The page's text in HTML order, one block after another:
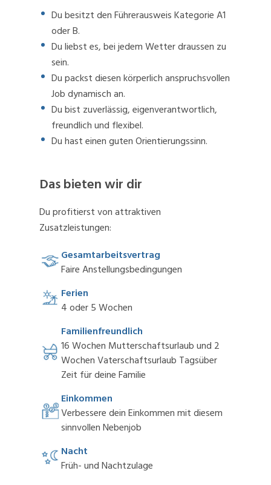
Du besitzt den Führerausweis Kategorie A1
oder B.
Du liebst es, bei jedem Wetter draussen zu
sein.
Du packst diesen körperlich anspruchsvollen
Job dynamisch an.
Du bist zuverlässig, eigenverantwortlich,
freundlich und flexibel.
Du hast einen guten Orientierungssinn.
Das bieten wir dir
Du profitierst von attraktiven
Zusatzleistungen:
Gesamtarbeitsvertrag
Faire Anstellungsbedingungen
Ferien
4 oder 5 Wochen
Familienfreundlich
16 Wochen Mutterschaftsurlaub und 2
Wochen Vaterschaftsurlaub Tagsüber
Zeit für deine Familie
Einkommen
Verbessere dein Einkommen mit diesem
sinnvollen Nebenjob
Nacht
Früh- und Nachtzulage